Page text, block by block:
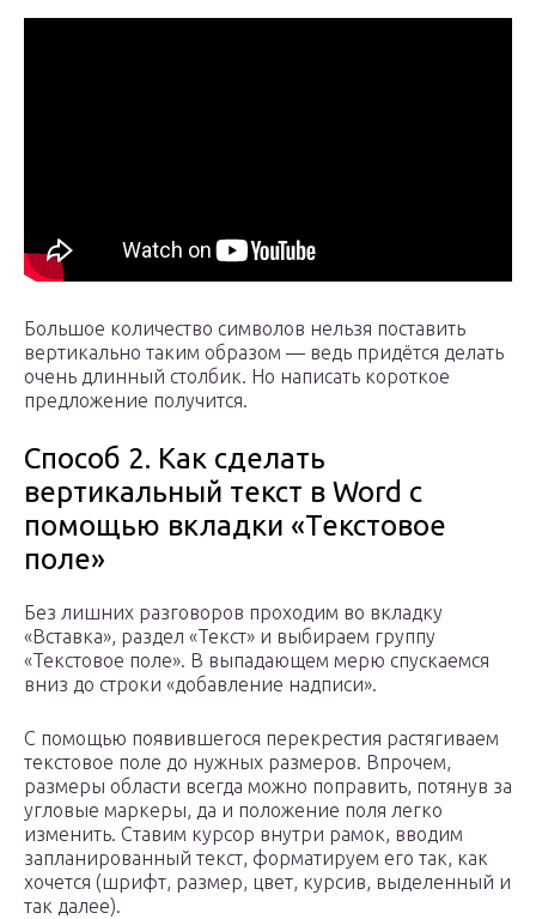
Большое количество символов нельзя поставить
вертикально таким образом — ведь придётся делать
очень длинный столбик. Но написать короткое
предложение получится.
Способ 2. Как сделать
вертикальный текст в Word с
помощью вкладки «Текстовое
поле»
Без лишних разговоров проходим во вкладку
«Вставка», раздел «Текст» и выбираем группу
«Текстовое поле». В выпадающем мерю спускаемся
вниз до строки «добавление надписи».
С помощью появившегося перекрестия растягиваем
текстовое поле до нужных размеров. Впрочем,
размеры области всегда можно поправить, потянув за
угловые маркеры, да и положение поля легко
изменить. Ставим курсор внутри рамок, вводим
запланированный текст, форматируем его так, как
хочется (шрифт, размер, цвет, курсив, выделенный и
так далее).